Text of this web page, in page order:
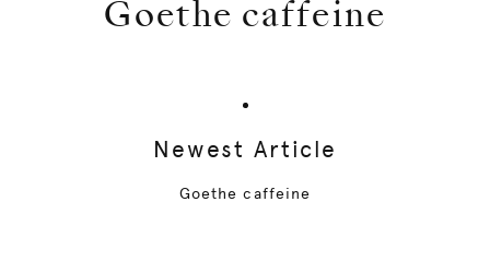
Goethe caffeine
Newest Article
Goethe caffeine